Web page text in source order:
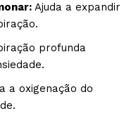
Ajuda a expandir
profunda
a oxigenação do